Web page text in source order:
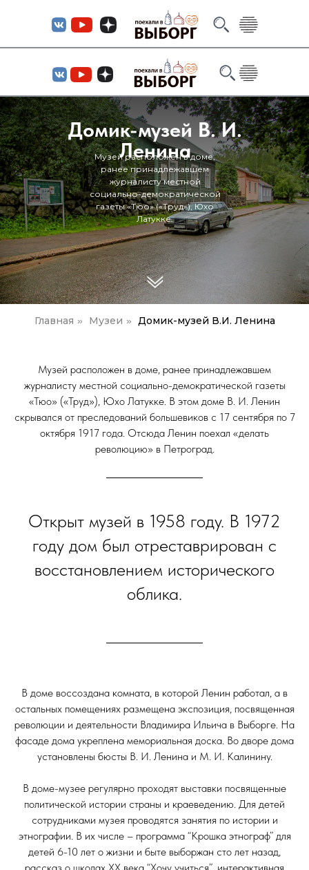
Домик-музей В. И.
Ленина
Музей расположен в доме,
ранее принадлежавшем
журналисту местной
социально-демократической
газеты «Тюо» («Труд»), Юхо
Латукке.
Главная » Музеи » Домик-музей В.И. Ленина
Музей расположен в доме, ранее принадлежавшем
журналисту местной социально-демократической газеты
«Тюо» («Труд»), Юхо Латукке. В этом доме В. И. Ленин
скрывался от преследований большевиков с 17 сентября по 7
октября 1917 года. Отсюда Ленин поехал «делать
революцию» в Петроград.
Открыт музей в 1958 году. В 1972
году дом был отреставрирован с
восстановлением исторического
облика.
В доме воссоздана комната, в которой Ленин работал, а в
остальных помещениях размещена экспозиция, посвященная
революции и деятельности Владимира Ильича в Выборге. На
фасаде дома укреплена мемориальная доска. Во дворе дома
установлены бюсты В. И. Ленина и М. И. Калинину.
В доме-музее регулярно проходят выставки посвященные
политической истории страны и краеведению. Для детей
сотрудниками музея проводятся занятия по истории и
этнографии. В их числе – программа “Крошка этнограф” для
детей 6-10 лет о жизни и быте выборжан сто лет назад,